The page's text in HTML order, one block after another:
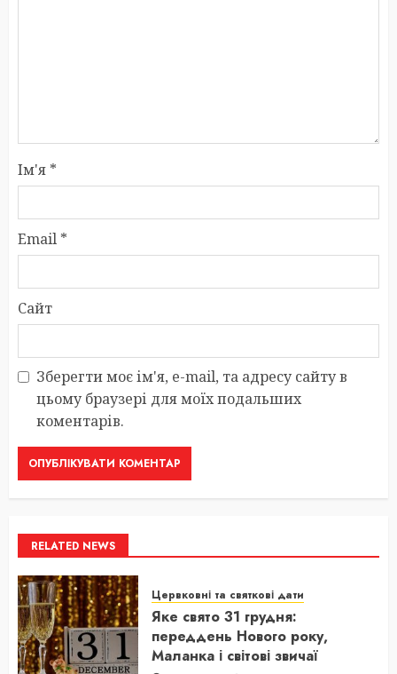
Ім'я *
Email *
Сайт
Зберегти моє ім'я, e-mail, та адресу сайту в
цьому браузері для моїх подальших
коментарів.
RELATED NEWS
Цервковні та святкові дати
Яке свято 31 грудня:
переддень Нового року,
Маланка і світові звичаї